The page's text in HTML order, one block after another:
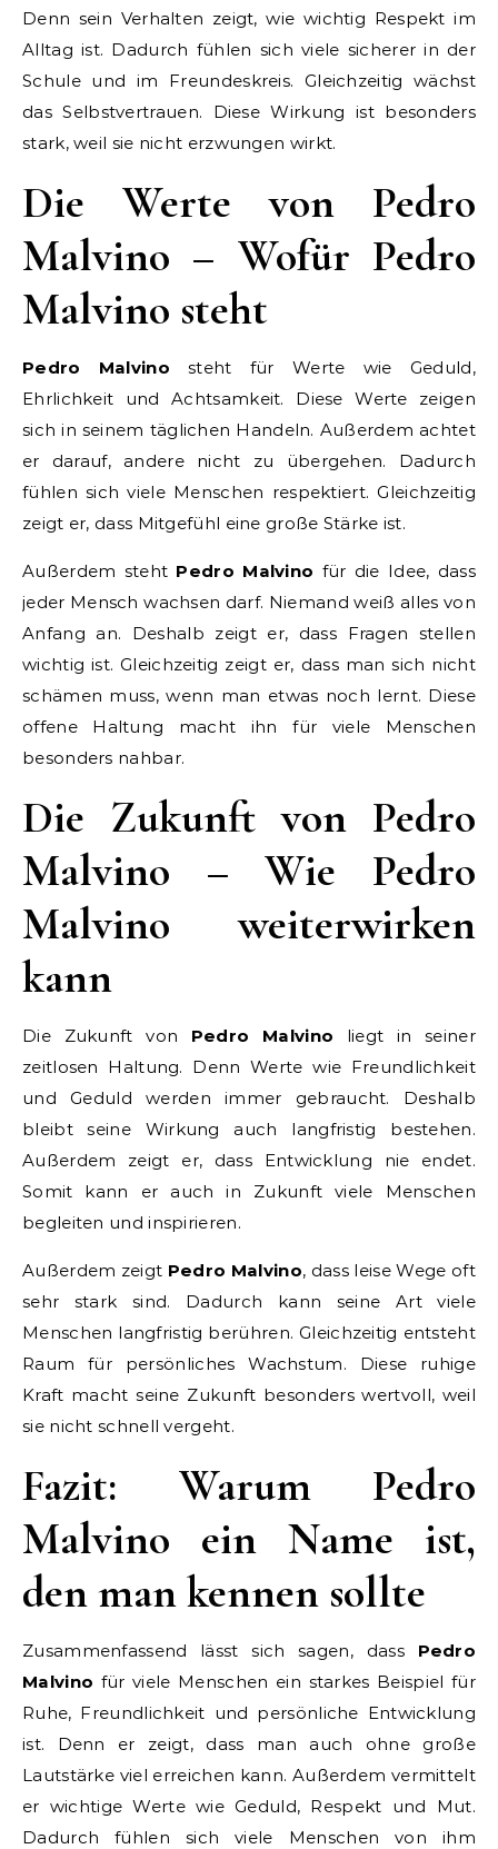
Denn sein Verhalten zeigt, wie wichtig Respekt im
Alltag ist. Dadurch fühlen sich viele sicherer in der
Schule und im Freundeskreis. Gleichzeitig wächst
das Selbstvertrauen. Diese Wirkung ist besonders
stark, weil sie nicht erzwungen wirkt.
Die Werte von Pedro
Malvino – Wofür Pedro
Malvino steht
Pedro Malvino steht für Werte wie Geduld,
Ehrlichkeit und Achtsamkeit. Diese Werte zeigen
sich in seinem täglichen Handeln. Außerdem achtet
er darauf, andere nicht zu übergehen. Dadurch
fühlen sich viele Menschen respektiert. Gleichzeitig
zeigt er, dass Mitgefühl eine große Stärke ist.
Außerdem steht Pedro Malvino für die Idee, dass
jeder Mensch wachsen darf. Niemand weiß alles von
Anfang an. Deshalb zeigt er, dass Fragen stellen
wichtig ist. Gleichzeitig zeigt er, dass man sich nicht
schämen muss, wenn man etwas noch lernt. Diese
offene Haltung macht ihn für viele Menschen
besonders nahbar.
Die Zukunft von Pedro
Malvino – Wie Pedro
Malvino weiterwirken
kann
Die Zukunft von Pedro Malvino liegt in seiner
zeitlosen Haltung. Denn Werte wie Freundlichkeit
und Geduld werden immer gebraucht. Deshalb
bleibt seine Wirkung auch langfristig bestehen.
Außerdem zeigt er, dass Entwicklung nie endet.
Somit kann er auch in Zukunft viele Menschen
begleiten und inspirieren.
Außerdem zeigt Pedro Malvino, dass leise Wege oft
sehr stark sind. Dadurch kann seine Art viele
Menschen langfristig berühren. Gleichzeitig entsteht
Raum für persönliches Wachstum. Diese ruhige
Kraft macht seine Zukunft besonders wertvoll, weil
sie nicht schnell vergeht.
Fazit: Warum Pedro
Malvino ein Name ist,
den man kennen sollte
Zusammenfassend lässt sich sagen, dass Pedro
Malvino für viele Menschen ein starkes Beispiel für
Ruhe, Freundlichkeit und persönliche Entwicklung
ist. Denn er zeigt, dass man auch ohne große
Lautstärke viel erreichen kann. Außerdem vermittelt
er wichtige Werte wie Geduld, Respekt und Mut.
Dadurch fühlen sich viele Menschen von ihm